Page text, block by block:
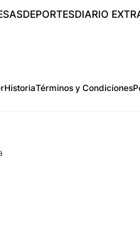
DEPORTESDIARIO
HistoriaTérminos y Condiciones